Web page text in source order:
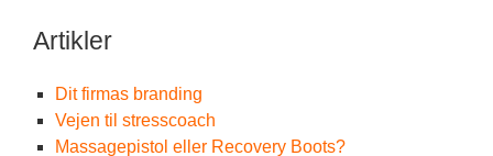
Artikler
Dit firmas branding
Vejen til stresscoach
Massagepistol eller Recovery Boots?